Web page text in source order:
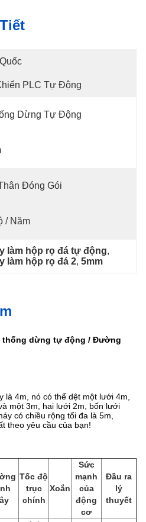
PLC Tự Động
Dừng Tự Động
Đóng Gói
/ Năm
làm hộp rọ đá tự động,
làm hộp rọ đá 2, 5mm
thống dừng tự động / Đường
là 4m, nó có thể dệt một lưới 4m,
một 3m, hai lưới 2m, bốn lưới
có chiều rộng tối đa là 5m,
theo yêu cầu của bạn!
Tốc độ
trục
chính
Xoắn
Sức
mạnh
của
động
cơ
Đầu ra
lý
thuyết